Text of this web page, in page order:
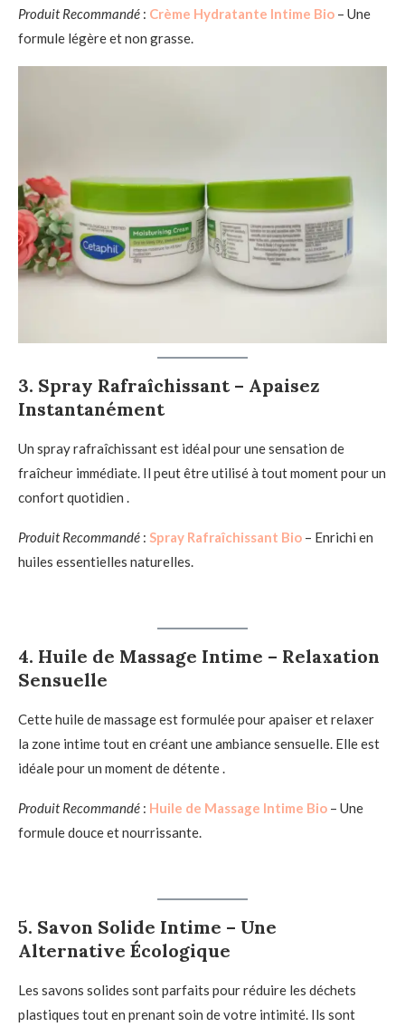
Produit Recommandé : Crème Hydratante Intime Bio – Une
formule légère et non grasse.
3. Spray Rafraîchissant – Apaisez
Instantanément
Un spray rafraîchissant est idéal pour une sensation de
fraîcheur immédiate. Il peut être utilisé à tout moment pour un
confort quotidien .
Produit Recommandé : Spray Rafraîchissant Bio – Enrichi en
huiles essentielles naturelles.
4. Huile de Massage Intime – Relaxation
Sensuelle
Cette huile de massage est formulée pour apaiser et relaxer
la zone intime tout en créant une ambiance sensuelle. Elle est
idéale pour un moment de détente .
Produit Recommandé : Huile de Massage Intime Bio – Une
formule douce et nourrissante.
5. Savon Solide Intime – Une
Alternative Écologique
Les savons solides sont parfaits pour réduire les déchets
plastiques tout en prenant soin de votre intimité. Ils sont